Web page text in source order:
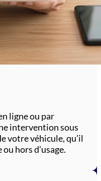
ligne ou par
intervention sous
votre véhicule, qu’il
hors d’usage.